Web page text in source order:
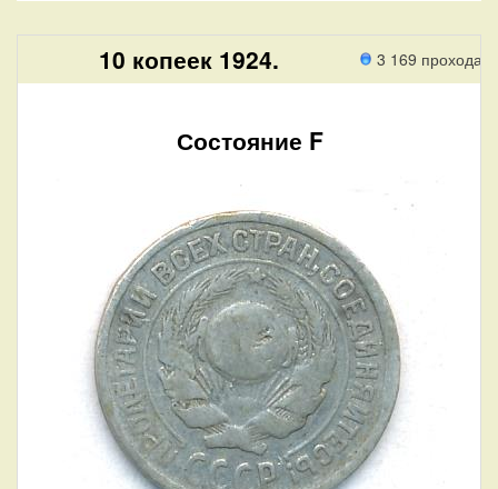
3 169 прохода
10 копеек 1924.
Состояние F